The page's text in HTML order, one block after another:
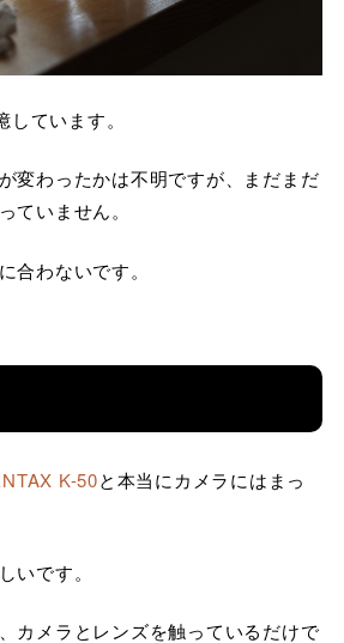
ています。
変わったかは不明ですが、まだまだ
ていません。
合わないです。
K-50と本当にカメラにはまっ
いです。
カメラとレンズを触っているだけで